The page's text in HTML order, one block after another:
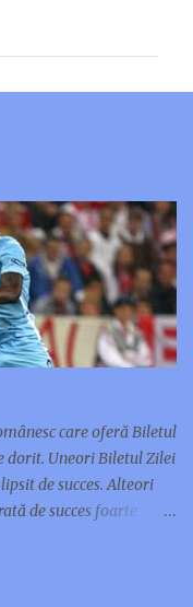
care oferă Biletul
dorit. Uneori Biletul Zilei
de succes. Alteori
de succes foarte
m-am gândit să scriu